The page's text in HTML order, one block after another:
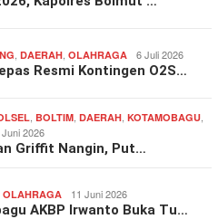
DAERAH OLAHRAGA 6 Juli 2026
Resmi Kontingen O2S…
BOLTIM DAERAH KOTAMOBAGU
2026
Griffit Nangin, Put…
OLAHRAGA 11 Juni 2026
AKBP Irwanto Buka Tu…